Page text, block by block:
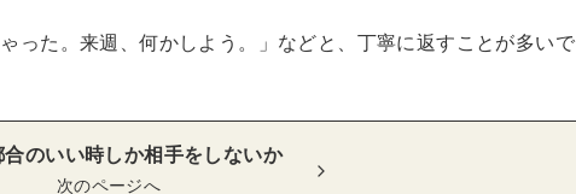
った。来週、何かしよう。」などと、丁寧に返すことが多いで
合のいい時しか相手をしないか
次のページへ